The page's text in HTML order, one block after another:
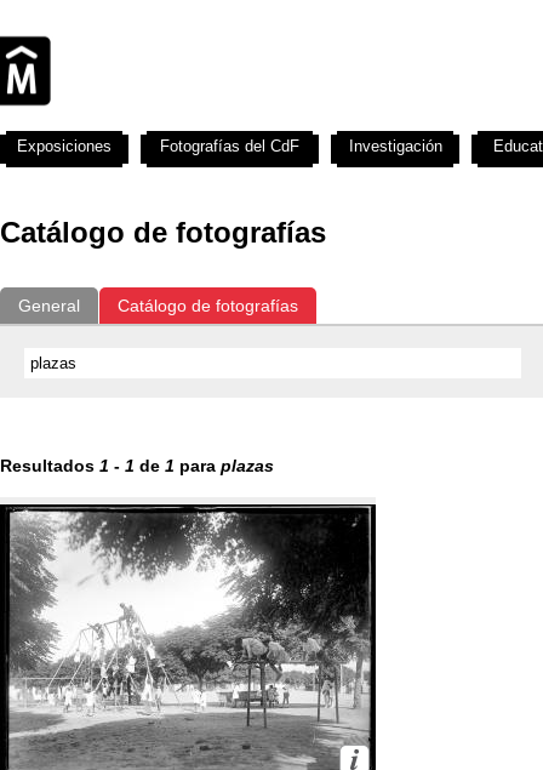
Catálogo de fotografías
General Catálogo de fotografías
Resultados 1 - 1 de 1 para plazas
Exposiciones Fotografías del CdF Investigación